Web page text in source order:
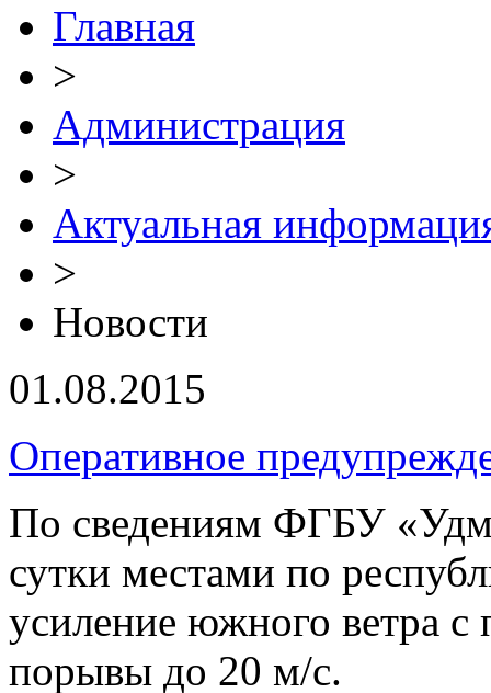
Главная
>
Администрация
>
Актуальная
>
Новости
01.08.2015
Оперативное
По сведениям ФГБУ
сутки местами по
усиление южного ветра
порывы до 20 м/с.